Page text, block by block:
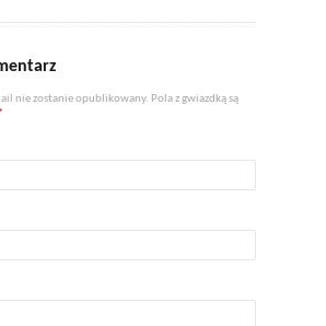
nie zostanie opublikowany. Pola z gwiazdką są
*